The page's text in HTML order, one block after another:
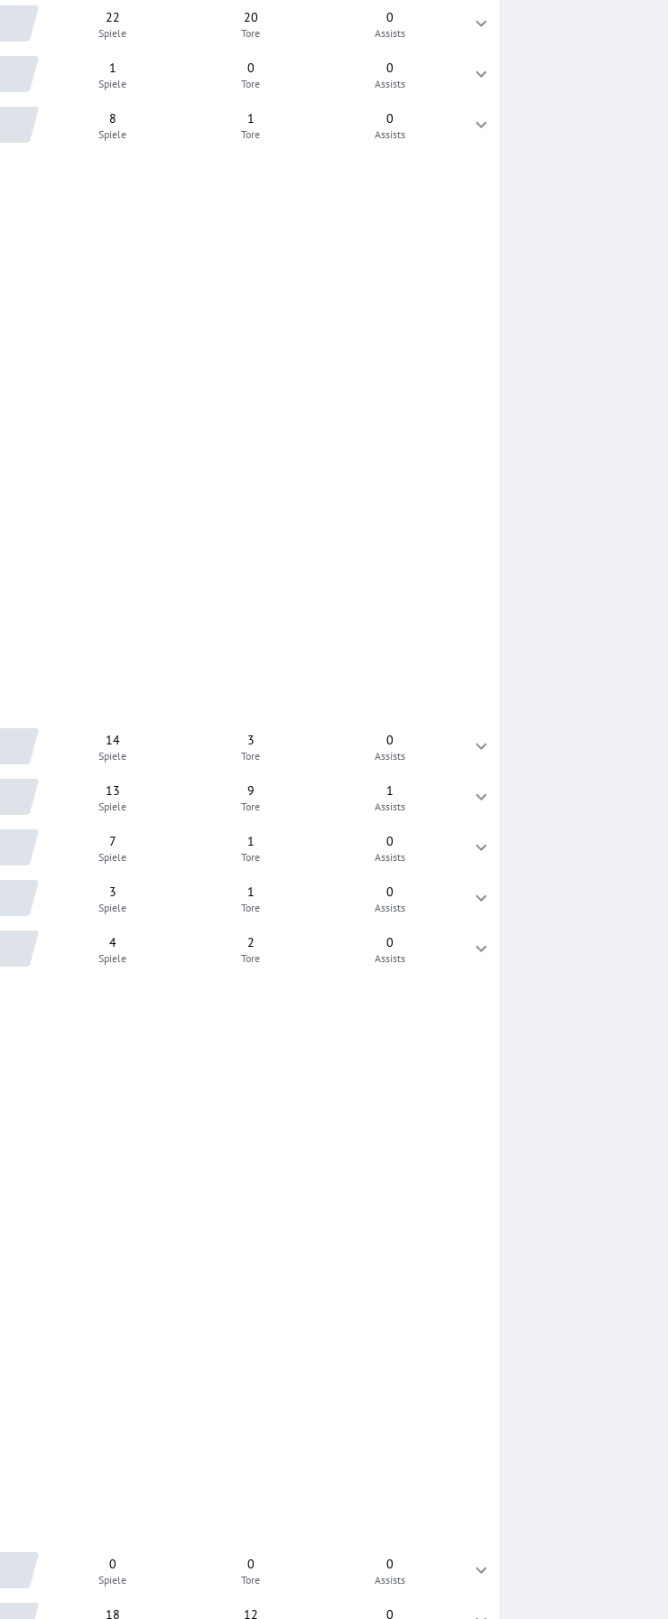
22
Spiele
20
Tore
0
Assists
1
Spiele
0
Tore
0
Assists
8
Spiele
1
Tore
0
Assists
14
Spiele
3
Tore
0
Assists
13
Spiele
9
Tore
1
Assists
7
Spiele
1
Tore
0
Assists
3
Spiele
1
Tore
0
Assists
4
Spiele
2
Tore
0
Assists
0
Spiele
0
Tore
0
Assists
18 12 0